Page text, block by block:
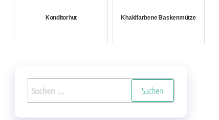
Konditorhut Khakifarbene Baskenmütze
Suchen
nach: